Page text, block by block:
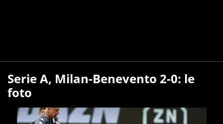
Serie A, Milan-Benevento 2-0: le
foto